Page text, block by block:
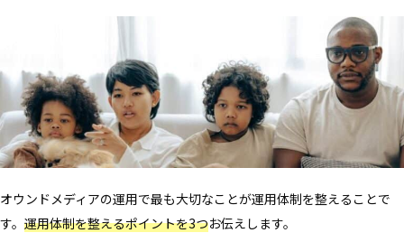
オウンドメディアの運用で最も大切なことが運用体制を整えることで
す。 運用体制を整えるポイントを3つお伝えします。